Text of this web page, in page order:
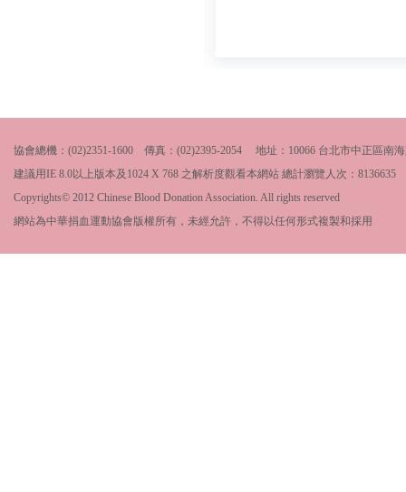
協會總機：(02)2351-1600 傳真：(02)2395-2054 地址：10066 台北市中正區南
建議用IE 8.0以上版本及1024 X 768 之解析度觀看本網站 總計瀏覽人次： 8136635
Copyrights© 2012 Chinese Blood Donation Association. All rights reserved
網站為中華捐血運動協會版權所有，未經允許，不得以任何形式複製和採用